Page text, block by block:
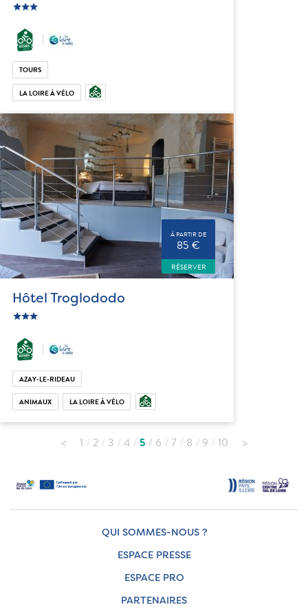
ic_star
TOURS
LA LOIRE À VÉLO
À PARTIR DE
85 €
RÉSERVER
Hôtel Troglododo
ic_star
AZAY-LE-RIDEAU
ANIMAUX LA LOIRE À VÉLO
1 2 3 4 5 6 7 8 9 10
QUI SOMMES-NOUS ?
ESPACE PRESSE
ESPACE PRO
PARTENAIRES